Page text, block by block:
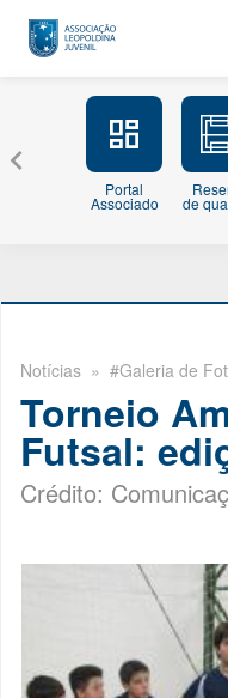
Portal
Associado de
Notícias » #Galeria de
Torneio
Futsal:
Crédito: